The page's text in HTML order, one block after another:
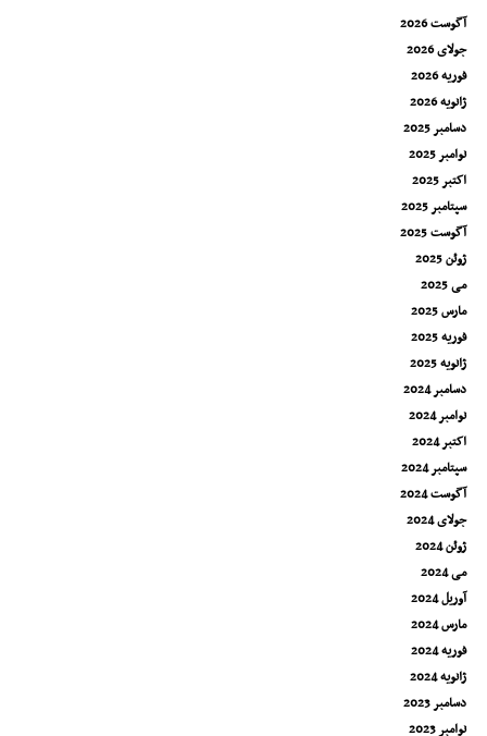
آگوست 2026
جولای 2026
فوریه 2026
ژانویه 2026
دسامبر 2025
نوامبر 2025
اکتبر 2025
سپتامبر 2025
آگوست 2025
ژوئن 2025
می 2025
مارس 2025
فوریه 2025
ژانویه 2025
دسامبر 2024
نوامبر 2024
اکتبر 2024
سپتامبر 2024
آگوست 2024
جولای 2024
ژوئن 2024
می 2024
آوریل 2024
مارس 2024
فوریه 2024
ژانویه 2024
دسامبر 2023
نوامبر 2023